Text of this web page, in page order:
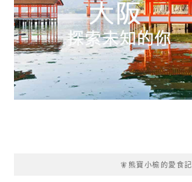
🧚熊寶小榆的愛食記